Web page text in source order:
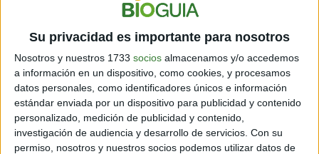
Su privacidad es importante para nosotros
Nosotros y nuestros 1733 socios almacenamos y/o accedemos
a información en un dispositivo, como cookies, y procesamos
datos personales, como identificadores únicos e información
estándar enviada por un dispositivo para publicidad y contenido
personalizado, medición de publicidad y contenido,
investigación de audiencia y desarrollo de servicios. Con su
permiso, nosotros y nuestros socios podemos utilizar datos de
La NASA está en camino para determinar vida
extraterrestre en Júpiter
3 min| 22/10/2024
La misión Europa Clipper, programada para lanzarse en 2024, tiene
como objetivo estudiar la composición química de la luna
jupiteriana, para buscar indicios vitales.n